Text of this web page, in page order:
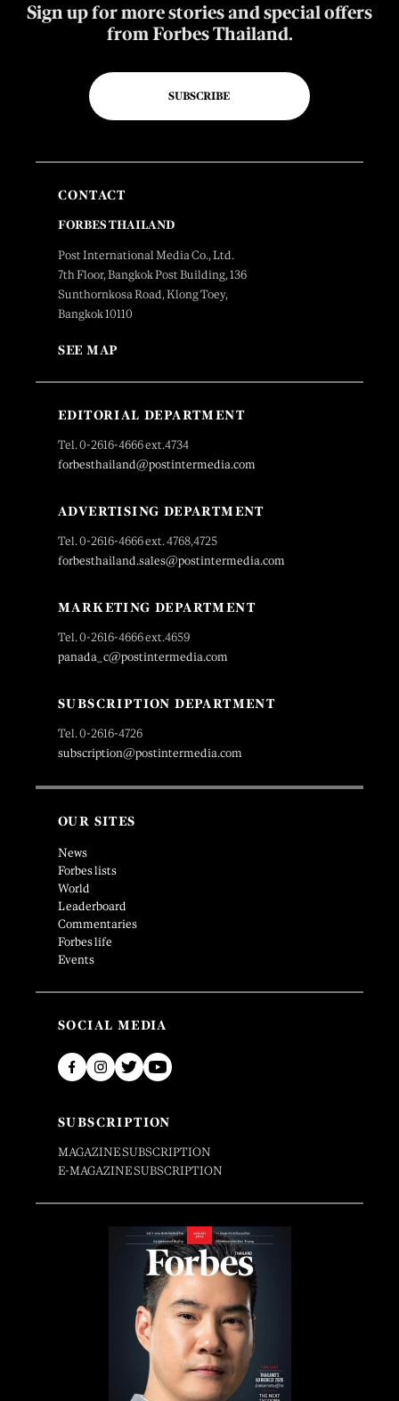
Sign up for more stories and special offers
from Forbes Thailand.
SUBSCRIBE
CONTACT
FORBES THAILAND
Post International Media Co., Ltd.
7th Floor, Bangkok Post Building, 136
Sunthornkosa Road, Klong Toey,
Bangkok 10110
SEE MAP
EDITORIAL DEPARTMENT
Tel. 0-2616-4666 ext.4734
forbesthailand@postintermedia.com
ADVERTISING DEPARTMENT
Tel. 0-2616-4666 ext. 4768,4725
forbesthailand.sales@postintermedia.com
MARKETING DEPARTMENT
Tel. 0-2616-4666 ext.4659
panada_c@postintermedia.com
SUBSCRIPTION DEPARTMENT
Tel. 0-2616-4726
subscription@postintermedia.com
OUR SITES
News
Forbes lists
World
Leaderboard
Commentaries
Forbes life
Events
SOCIAL MEDIA
SUBSCRIPTION
MAGAZINE SUBSCRIPTION
E-MAGAZINE SUBSCRIPTION